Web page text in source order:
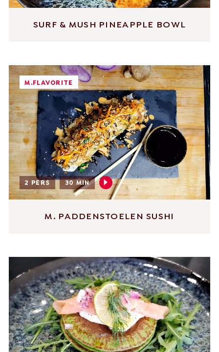
SURF & MUSH PINEAPPLE BOWL
M.FLAVORITE
2 PERS 30 MIN
M. PADDENSTOELEN SUSHI